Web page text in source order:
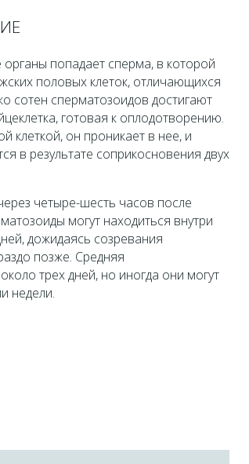
попадает сперма, в которой
половых клеток, отличающихся
сотен сперматозоидов достигают
готовая к оплодотворению.
клеткой, он проникает в нее, и
результате соприкосновения двух
четыре-шесть часов после
могут находиться внутри
дожидаясь созревания
позже. Средняя
трех дней, но иногда они могут
недели.